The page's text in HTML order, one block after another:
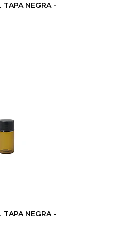
TAPA NEGRA -
TAPA NEGRA -